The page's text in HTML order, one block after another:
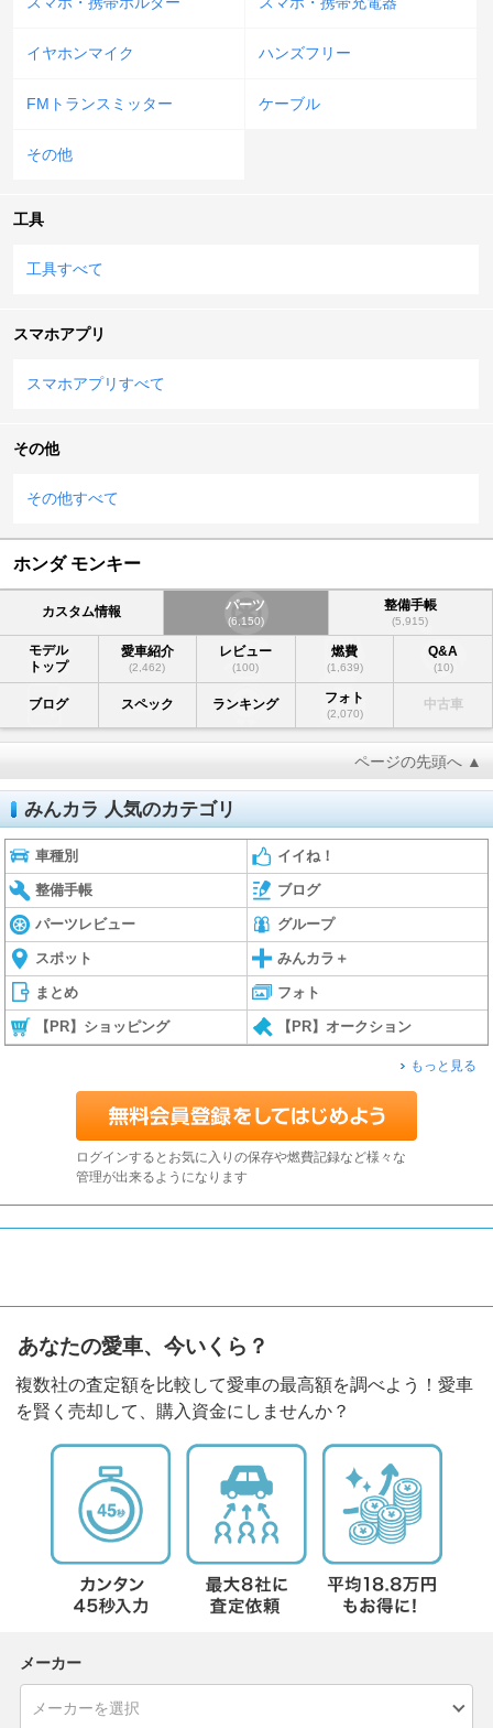
イヤホンマイク ハンズフリー
FMトランスミッター ケーブル
その他
工具
工具すべて
スマホアプリ
スマホアプリすべて
その他
その他すべて
ホンダ モンキー
カスタム情報 パーツ
(6,150)
整備手帳
(5,915)
モデル
トップ
愛車紹介
(2,462)
レビュー
(100)
燃費
(1,639)
Q&A
(10)
ブログ スペック ランキング フォト
(2,070)
中古車
ページの先頭へ ▲
みんカラ 人気のカテゴリ
車種別 イイね！
整備手帳 ブログ
パーツレビュー グループ
スポット みんカラ＋
まとめ フォト
【PR】ショッピング 【PR】オークション
もっと見る
ログインするとお気に入りの保存や燃費記録など様々な
管理が出来るようになります
あなたの愛車、今いくら？
複数社の査定額を比較して愛車の最高額を調べよう！愛車
を賢く売却して、購入資金にしませんか？
メーカー